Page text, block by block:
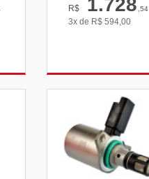
R$ 1.728,54
3x de R$ 594,00